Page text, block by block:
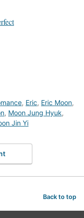
, Eric, Eric Moon,
, Moon Jung Hyuk,
Jin Yi
Back to top